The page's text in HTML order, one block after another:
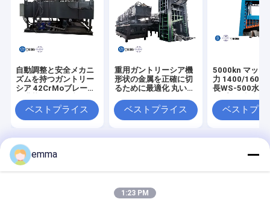
自動調整と安全メカニ
ズムを持つガントリー
シア 42CrMoブレード
護を強化する
ベストプライス
重用ガントリーシア機
形状の金属を正確に切
るために最適化 丸い方
プレート材料
ベストプライス
5000kn マック
力 1400/
長WS-500水平
ベストプラ
ホーム
スクラップベーラー機中国工場.Copyright © 2026 JiangSu
DaLongKai Technology Co., Ltd. All Rights Reserved.
emma
1:23 PM